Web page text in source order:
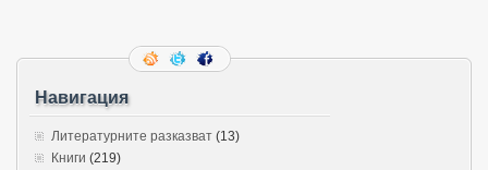
Навигация
Литературните разказват (13)
Книги (219)